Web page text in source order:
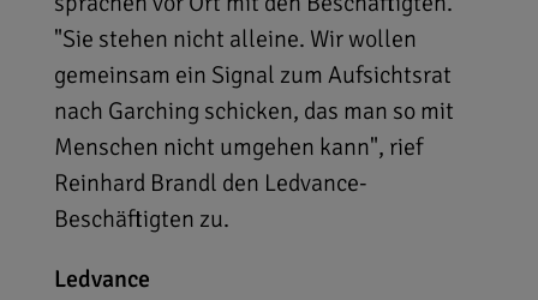
"Sie stehen nicht alleine. Wir wollen
gemeinsam ein Signal zum Aufsichtsrat
nach Garching schicken, das man so mit
Menschen nicht umgehen kann", rief
Reinhard Brandl den Ledvance-
Beschäftigten zu.
Ledvance